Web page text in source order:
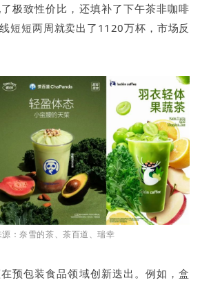
极致性价比，还填补了下午茶非咖啡
短短两周就卖出了1120万杯，市场反
源：奈雪的茶、茶百道、瑞幸
预包装食品领域创新迭出。例如，盒